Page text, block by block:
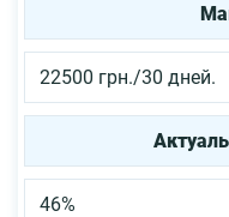
22500 грн./30 дней.
46%